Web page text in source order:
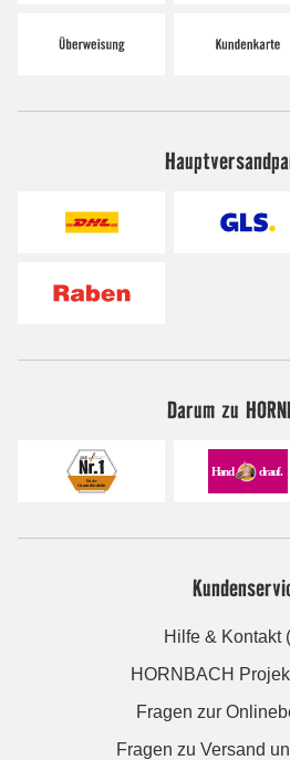
Darum zu
Hilfe & Kontakt
HORNBACH
Fragen zur
Fragen zu Versand